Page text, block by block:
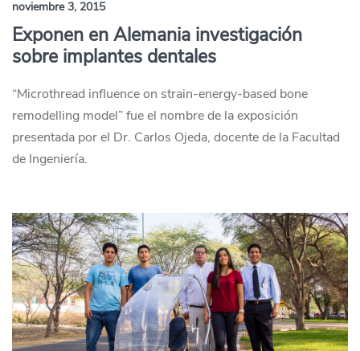
noviembre 3, 2015
Exponen en Alemania investigación
sobre implantes dentales
“Microthread influence on strain-energy-based bone
remodelling model” fue el nombre de la exposición
presentada por el Dr. Carlos Ojeda, docente de la Facultad
de Ingeniería.